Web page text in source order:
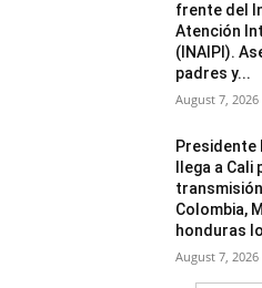
frente del
Atención
(INAIPI).
padres y...
August 7, 2026
Presidente
llega a
Colombia,
honduras
August 7, 2026